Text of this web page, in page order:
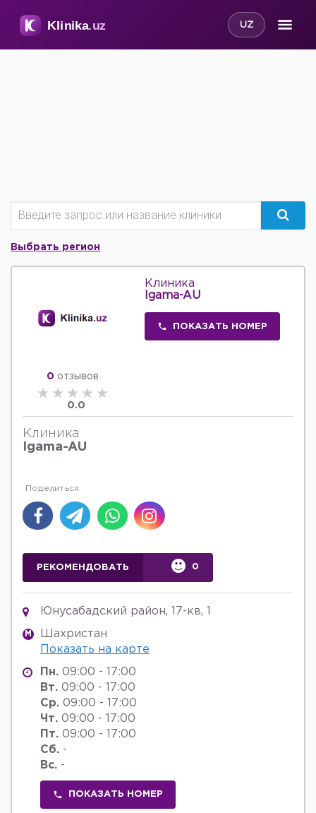
UZ
Выбрать регион
0 отзывов
0.0
Клиника
Igama-AU
ПОКАЗАТЬ НОМЕР
Клиника
Igama-AU
РЕКОМЕНДОВАТЬ 0
Юнусабадский район, 17-кв, 1
M
Шахристан
Показать на карте
Пн. 09:00 - 17:00
Вт. 09:00 - 17:00
Ср. 09:00 - 17:00
Чт. 09:00 - 17:00
Пт. 09:00 - 17:00
Сб. -
Вс. -
ПОКАЗАТЬ НОМЕР